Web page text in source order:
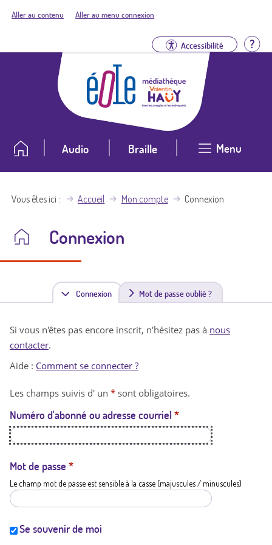
Aller au contenu Aller au menu connexion
Accessibilité
Audio Braille Menu
Vous êtes ici Accueil Mon compte Connexion
Connexion
Connexion(
n
t
a
t
i
Mot de passe oublié ?
Si vous n'êtes pas encore inscrit, n'hésitez pas à nous
contacter.
Aide : Comment se connecter ?
Les champs suivis d' un * sont obligatoires.
Numéro d'abonné ou adresse courriel *
Mot de passe *
Le champ mot de passe est sensible à la casse (majuscules / minuscules)
Se souvenir de moi